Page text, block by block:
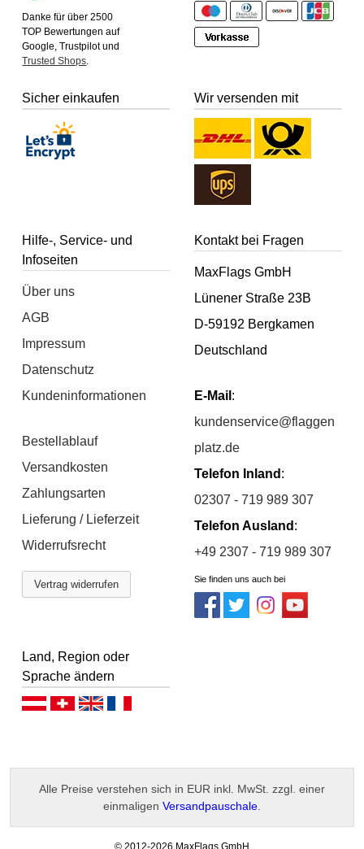
Danke für über 2500
TOP Bewertungen auf
Google, Trustpilot und
Trusted Shops.
Sicher einkaufen Wir versenden mit
Hilfe-, Service- und
Infoseiten
Über uns
AGB
Impressum
Datenschutz
Kundeninformationen
Bestellablauf
Versandkosten
Zahlungsarten
Lieferung / Lieferzeit
Widerrufsrecht
Vertrag widerrufen
Kontakt bei Fragen
MaxFlags GmbH
Lünener Straße 23B
D-59192 Bergkamen
Deutschland
E-Mail :
kundenservice@flaggen
platz.de
Telefon Inland :
02307 - 719 989 307
Telefon Ausland :
+49 2307 - 719 989 307
Sie finden uns auch bei
Land, Region oder
Sprache ändern
Deutsch (AT)Deutsch (CH)
Alle Preise verstehen sich in EUR inkl. MwSt. zzgl. einer
einmaligen Versandpauschale
© 2012-2026 MaxFlags GmbH